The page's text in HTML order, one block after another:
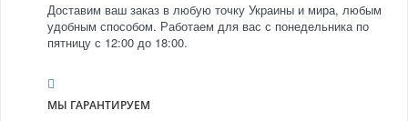
Доставим ваш заказ в любую точку Украины и мира, любым
удобным способом. Работаем для вас с понедельника по
пятницу с 12:00 до 18:00.
МЫ ГАРАНТИРУЕМ